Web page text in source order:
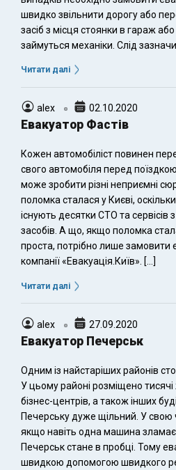
швидко звільнити дорогу або
засіб з місця стоянки в гараж
займуться механіки. Слід
Читати далі
alex 02.10.2020
Евакуатор Фастів
Кожен автомобіліст повинен
свого автомобіля перед
може зробити різні неприємні
поломка сталася у Києві,
існують десятки СТО та сервісів
засобів. А що, якщо поломка
проста, потрібно лише замовити
компанії «Евакуація.Київ». […]
Читати далі
alex 27.09.2020
Евакуатор Печерськ
Одним із найстаріших районів
У цьому районі розміщено
бізнес-центрів, а також інших
Печерську дуже щільний. У свою
якщо навіть одна машина
Печерськ стане в пробці. Тому
швидкою допомогою швидкого